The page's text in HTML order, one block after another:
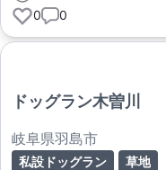
0 0
ドッグラン木曽川
岐阜県羽島市
私設ドッグラン 草地